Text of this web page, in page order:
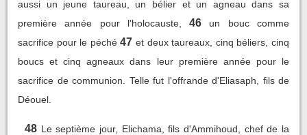
aussi un jeune taureau, un bélier et un agneau dans sa
première année pour l'holocauste,
46
un bouc comme
sacrifice pour le péché 47 et deux taureaux, cinq béliers, cinq
boucs et cinq agneaux dans leur première année pour le
sacrifice de communion. Telle fut l'offrande d'Eliasaph, fils de
Déouel.
48 Le septième jour, Elichama, fils d'Ammihoud, chef de la